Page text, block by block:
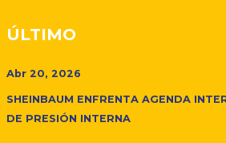
ÚLTIMO
Abr 20, 2026
SHEINBAUM ENFRENTA AGENDA
DE PRESIÓN INTERNA